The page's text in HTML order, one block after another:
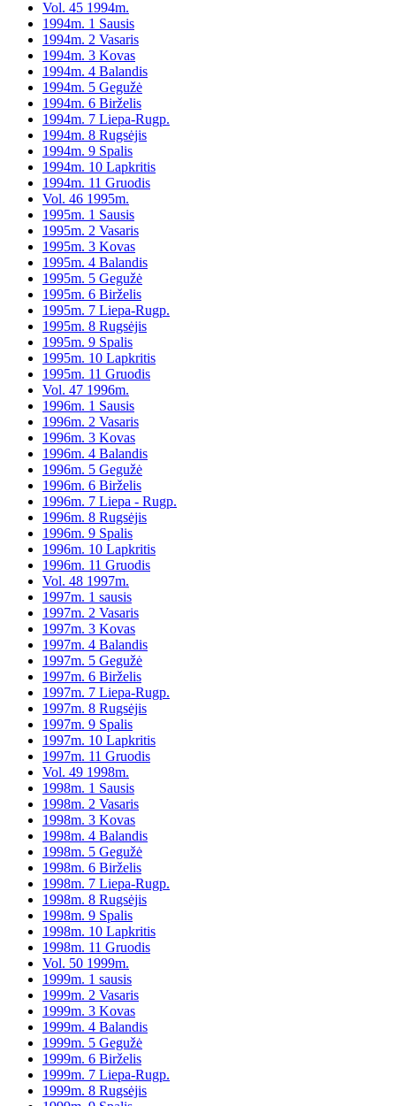
Vol. 45 1994m.
1994m. 1 Sausis
1994m. 2 Vasaris
1994m. 3 Kovas
1994m. 4 Balandis
1994m. 5 Gegužė
1994m. 6 Birželis
1994m. 7 Liepa-Rugp.
1994m. 8 Rugsėjis
1994m. 9 Spalis
1994m. 10 Lapkritis
1994m. 11 Gruodis
Vol. 46 1995m.
1995m. 1 Sausis
1995m. 2 Vasaris
1995m. 3 Kovas
1995m. 4 Balandis
1995m. 5 Gegužė
1995m. 6 Birželis
1995m. 7 Liepa-Rugp.
1995m. 8 Rugsėjis
1995m. 9 Spalis
1995m. 10 Lapkritis
1995m. 11 Gruodis
Vol. 47 1996m.
1996m. 1 Sausis
1996m. 2 Vasaris
1996m. 3 Kovas
1996m. 4 Balandis
1996m. 5 Gegužė
1996m. 6 Birželis
1996m. 7 Liepa - Rugp.
1996m. 8 Rugsėjis
1996m. 9 Spalis
1996m. 10 Lapkritis
1996m. 11 Gruodis
Vol. 48 1997m.
1997m. 1 sausis
1997m. 2 Vasaris
1997m. 3 Kovas
1997m. 4 Balandis
1997m. 5 Gegužė
1997m. 6 Birželis
1997m. 7 Liepa-Rugp.
1997m. 8 Rugsėjis
1997m. 9 Spalis
1997m. 10 Lapkritis
1997m. 11 Gruodis
Vol. 49 1998m.
1998m. 1 Sausis
1998m. 2 Vasaris
1998m. 3 Kovas
1998m. 4 Balandis
1998m. 5 Gegužė
1998m. 6 Birželis
1998m. 7 Liepa-Rugp.
1998m. 8 Rugsėjis
1998m. 9 Spalis
1998m. 10 Lapkritis
1998m. 11 Gruodis
Vol. 50 1999m.
1999m. 1 sausis
1999m. 2 Vasaris
1999m. 3 Kovas
1999m. 4 Balandis
1999m. 5 Gegužė
1999m. 6 Birželis
1999m. 7 Liepa-Rugp.
1999m. 8 Rugsėjis